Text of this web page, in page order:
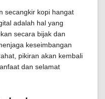
secangkir kopi hangat
adalah hal yang
secara bijak dan
keseimbangan
pikiran akan kembali
dan selamat